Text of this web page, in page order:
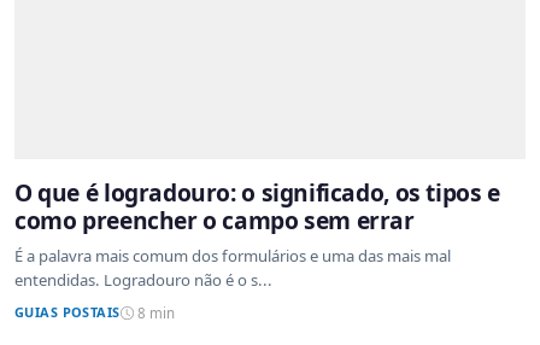
O que é logradouro: o significado, os tipos e
como preencher o campo sem errar
É a palavra mais comum dos formulários e uma das mais mal
entendidas. Logradouro não é o s...
GUIAS POSTAIS 8 min